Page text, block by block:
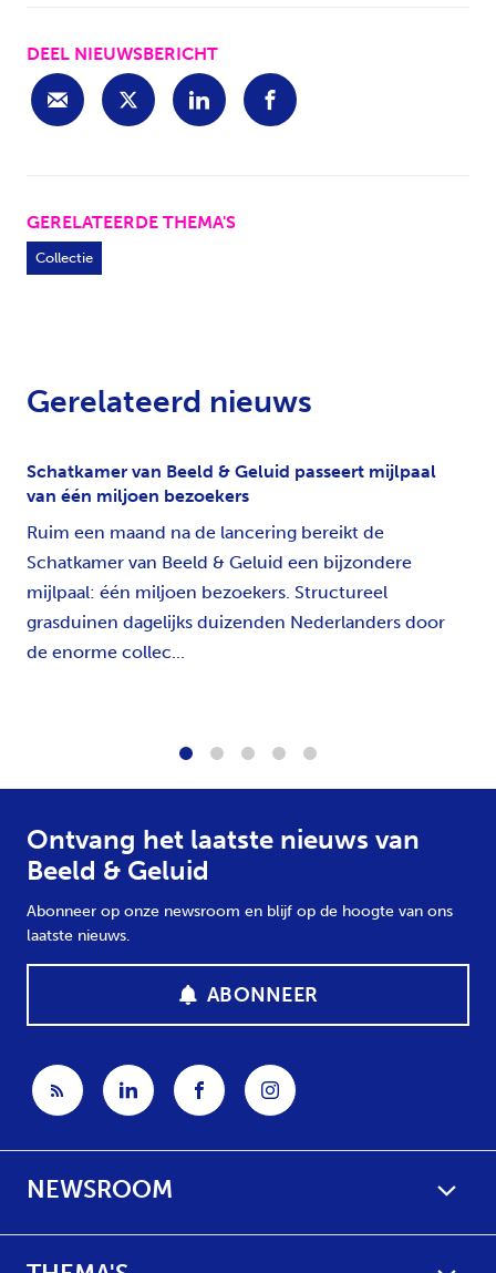
DEEL NIEUWSBERICHT
GERELATEERDE THEMA'S
Collectie
Gerelateerd nieuws
Schatkamer van Beeld & Geluid passeert mijlpaal
van één miljoen bezoekers
Ruim een maand na de lancering bereikt de
Schatkamer van Beeld & Geluid een bijzondere
mijlpaal: één miljoen bezoekers. Structureel
grasduinen dagelijks duizenden Nederlanders door
de enorme collec...
Ontvang het laatste nieuws van
Beeld & Geluid
Abonneer op onze newsroom en blijf op de hoogte van ons
laatste nieuws.
ABONNEER
NEWSROOM